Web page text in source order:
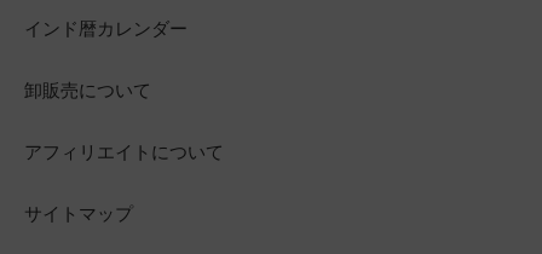
インド暦カレンダー
卸販売について
アフィリエイトについて
サイトマップ